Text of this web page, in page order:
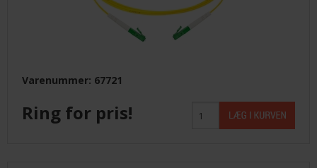
Varenummer: 67721
Ring for pris!